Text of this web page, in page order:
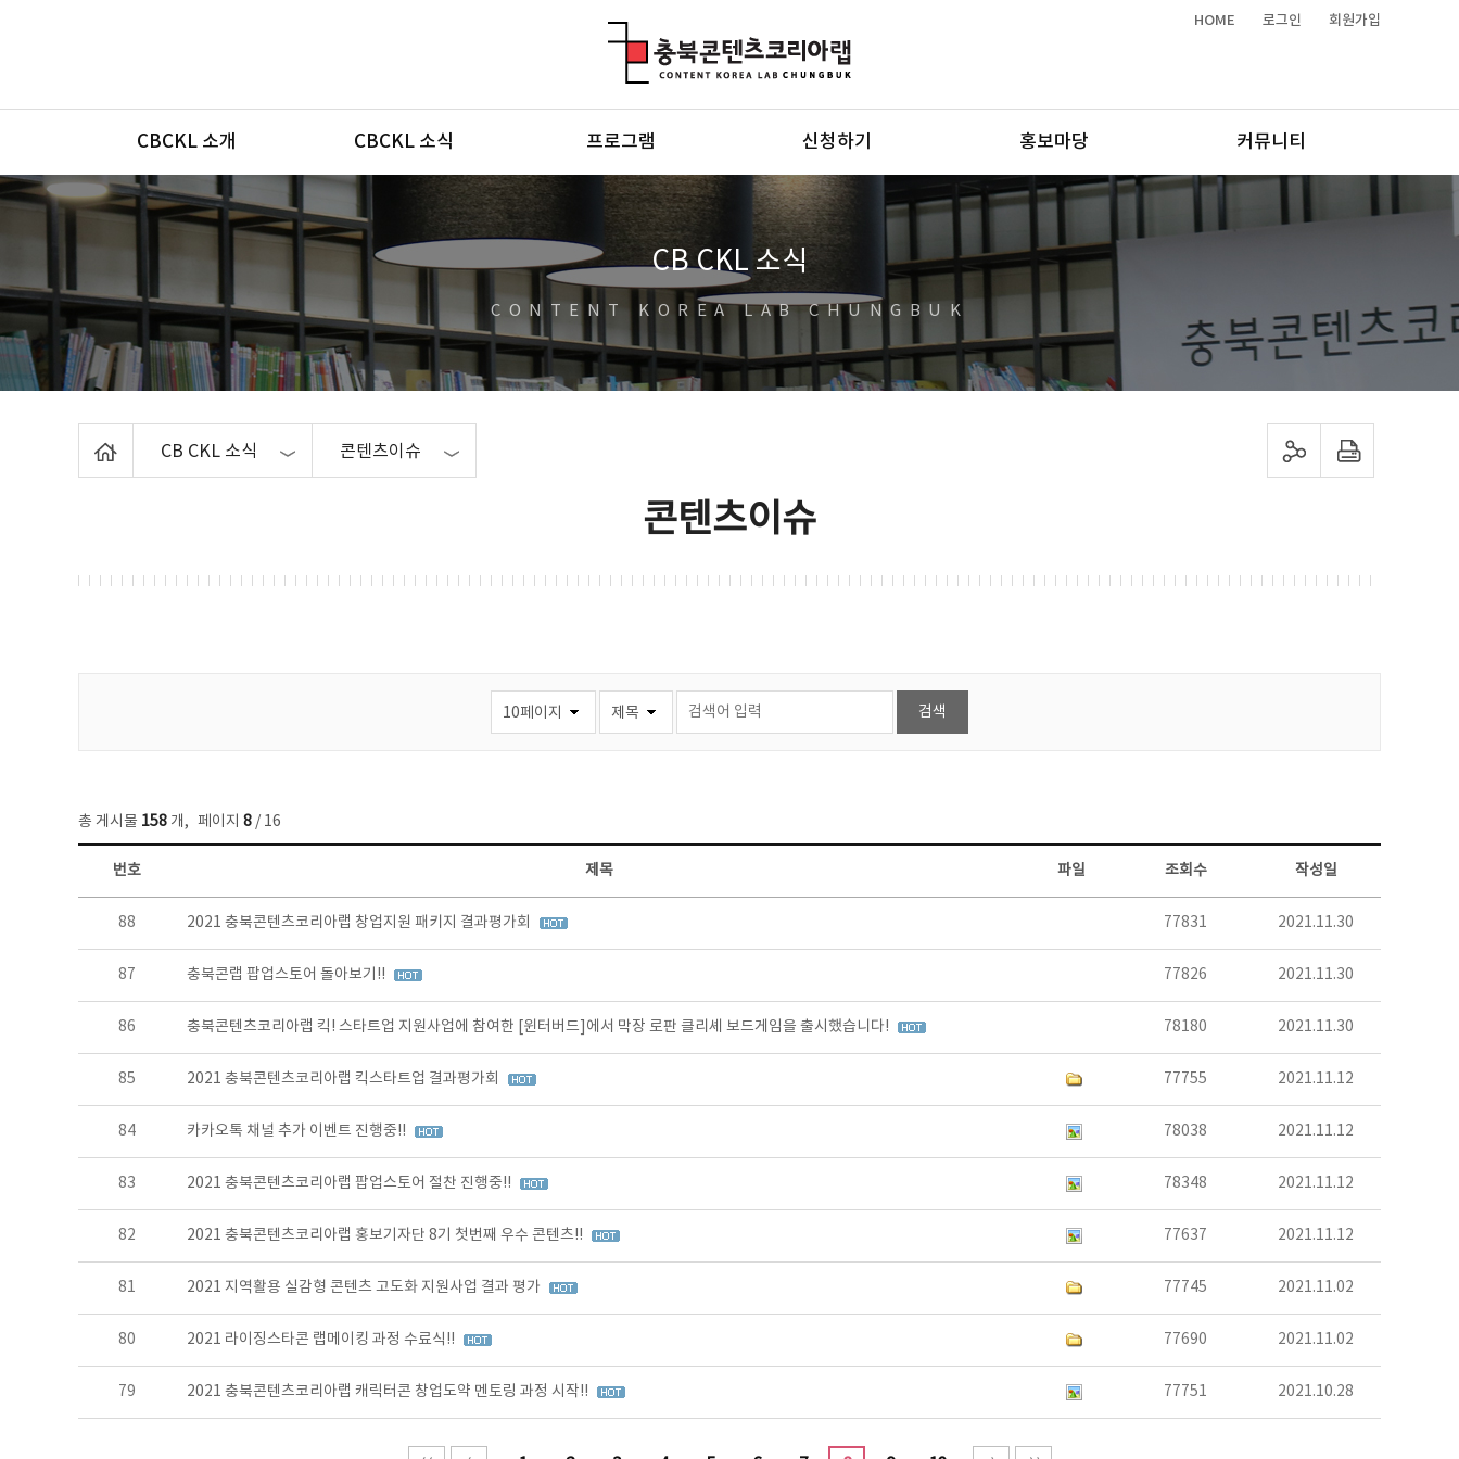
HOME 로그인 회원가입
메뉴
CBCKL 소개 CBCKL 소식 프로그램 신청하기 홍보마당 커뮤니티
CB CKL 소식
CONTENT KOREA LAB CHUNGBUK
CB CKL 소식 콘텐츠이슈 sns 공유하기 프린트하기
콘텐츠이슈
총 게시물 158 개, 페이지 8 / 16
콘텐츠이슈 목록 - 번호, 제목, 작성자, 파일, 조회수, 작성일 정보 제공
번호 제목 파일 조회수 작성일
88 2021 충북콘텐츠코리아랩 창업지원 패키지 결과평가회 77831 2021.11.30
87 충북콘랩 팝업스토어 돌아보기!! 77826 2021.11.30
86 충북콘텐츠코리아랩 킥! 스타트업 지원사업에 참여한 [윈터버드]에서 막장 로판 클리셰 보드게임을 출시했습니다! 78180 2021.11.30
85 2021 충북콘텐츠코리아랩 킥스타트업 결과평가회 77755 2021.11.12
84 카카오톡 채널 추가 이벤트 진행중!! 78038 2021.11.12
83 2021 충북콘텐츠코리아랩 팝업스토어 절찬 진행중!! 78348 2021.11.12
82 2021 충북콘텐츠코리아랩 홍보기자단 8기 첫번째 우수 콘텐츠!! 77637 2021.11.12
81 2021 지역활용 실감형 콘텐츠 고도화 지원사업 결과 평가 77745 2021.11.02
80 2021 라이징스타콘 랩메이킹 과정 수료식!! 77690 2021.11.02
79 2021 충북콘텐츠코리아랩 캐릭터콘 창업도약 멘토링 과정 시작!! 77751 2021.10.28